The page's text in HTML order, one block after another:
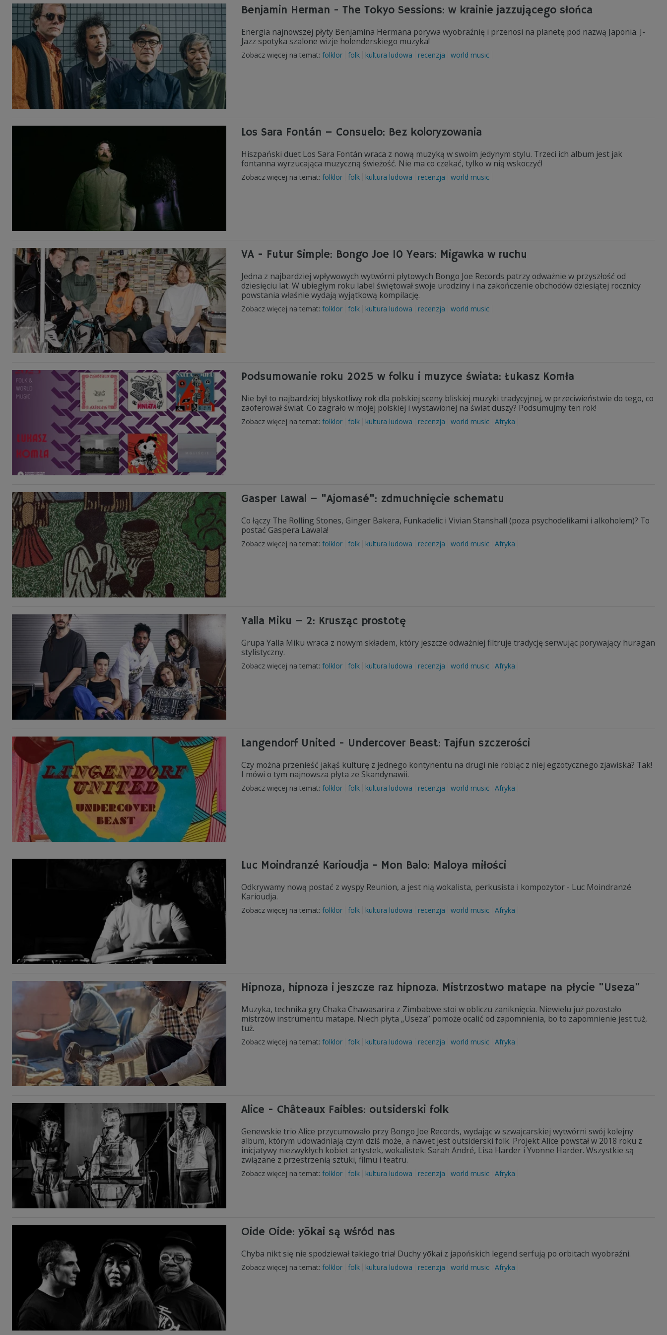
Benjamin Herman - The Tokyo Sessions: w krainie jazzującego słońca
Energia najnowszej płyty Benjamina Hermana porywa wyobraźnię i przenosi na planetę pod nazwą Japonia. J-
Jazz spotyka szalone wizje holenderskiego muzyka!
Zobacz więcej na temat: folklor folk kultura ludowa recenzja world music
Los Sara Fontán – Consuelo: Bez koloryzowania
Hiszpański duet Los Sara Fontán wraca z nową muzyką w swoim jedynym stylu. Trzeci ich album jest jak
fontanna wyrzucająca muzyczną świeżość. Nie ma co czekać, tylko w nią wskoczyć!
Zobacz więcej na temat: folklor folk kultura ludowa recenzja world music
VA - Futur Simple: Bongo Joe 10 Years: Migawka w ruchu
Jedna z najbardziej wpływowych wytwórni płytowych Bongo Joe Records patrzy odważnie w przyszłość od
dziesięciu lat. W ubiegłym roku label świętował swoje urodziny i na zakończenie obchodów dziesiątej rocznicy
powstania właśnie wydają wyjątkową kompilację.
Zobacz więcej na temat: folklor folk kultura ludowa recenzja world music
Podsumowanie roku 2025 w folku i muzyce świata: Łukasz Komła
Nie był to najbardziej błyskotliwy rok dla polskiej sceny bliskiej muzyki tradycyjnej, w przeciwieństwie do tego, co
zaoferował świat. Co zagrało w mojej polskiej i wystawionej na świat duszy? Podsumujmy ten rok!
Zobacz więcej na temat: folklor folk kultura ludowa recenzja world music Afryka
Gasper Lawal – "Ajomasé": zdmuchnięcie schematu
Co łączy The Rolling Stones, Ginger Bakera, Funkadelic i Vivian Stanshall (poza psychodelikami i alkoholem)? To
postać Gaspera Lawala!
Zobacz więcej na temat: folklor folk kultura ludowa recenzja world music Afryka
Yalla Miku – 2: Krusząc prostotę
Grupa Yalla Miku wraca z nowym składem, który jeszcze odważniej filtruje tradycję serwując porywający huragan
stylistyczny.
Zobacz więcej na temat: folklor folk kultura ludowa recenzja world music Afryka
Langendorf United - Undercover Beast: Tajfun szczerości
Czy można przenieść jakąś kulturę z jednego kontynentu na drugi nie robiąc z niej egzotycznego zjawiska? Tak!
I mówi o tym najnowsza płyta ze Skandynawii.
Zobacz więcej na temat: folklor folk kultura ludowa recenzja world music Afryka
Luc Moindranzé Karioudja - Mon Balo: Maloya miłości
Odkrywamy nową postać z wyspy Reunion, a jest nią wokalista, perkusista i kompozytor - Luc Moindranzé
Karioudja.
Zobacz więcej na temat: folklor folk kultura ludowa recenzja world music Afryka
Hipnoza, hipnoza i jeszcze raz hipnoza. Mistrzostwo matape na płycie "Useza"
Muzyka, technika gry Chaka Chawasarira z Zimbabwe stoi w obliczu zaniknięcia. Niewielu już pozostało
mistrzów instrumentu matape. Niech płyta „Useza” pomoże ocalić od zapomnienia, bo to zapomnienie jest tuż,
tuż.
Zobacz więcej na temat: folklor folk kultura ludowa recenzja world music Afryka
Alice - Châteaux Faibles: outsiderski folk
Genewskie trio Alice przycumowało przy Bongo Joe Records, wydając w szwajcarskiej wytwórni swój kolejny
album, którym udowadniają czym dziś może, a nawet jest outsiderski folk. Projekt Alice powstał w 2018 roku z
inicjatywy niezwykłych kobiet artystek, wokalistek: Sarah André, Lisa Harder i Yvonne Harder. Wszystkie są
związane z przestrzenią sztuki, filmu i teatru.
Zobacz więcej na temat: folklor folk kultura ludowa recenzja world music Afryka
Oide Oide: yōkai są wśród nas
Chyba nikt się nie spodziewał takiego tria! Duchy yōkai z japońskich legend serfują po orbitach wyobraźni.
Zobacz więcej na temat: folklor folk kultura ludowa recenzja world music Afryka